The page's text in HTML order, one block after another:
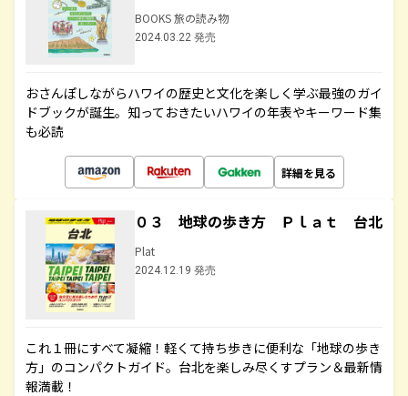
BOOKS 旅の読み物
2024.03.22 発売
おさんぽしながらハワイの歴史と文化を楽しく学ぶ最強のガイ
ドブックが誕生。知っておきたいハワイの年表やキーワード集
も必読
詳細を見る
０３ 地球の歩き方 Ｐｌａｔ 台北
Plat
2024.12.19 発売
これ１冊にすべて凝縮！軽くて持ち歩きに便利な「地球の歩き
方」のコンパクトガイド。台北を楽しみ尽くすプラン＆最新情
報満載！